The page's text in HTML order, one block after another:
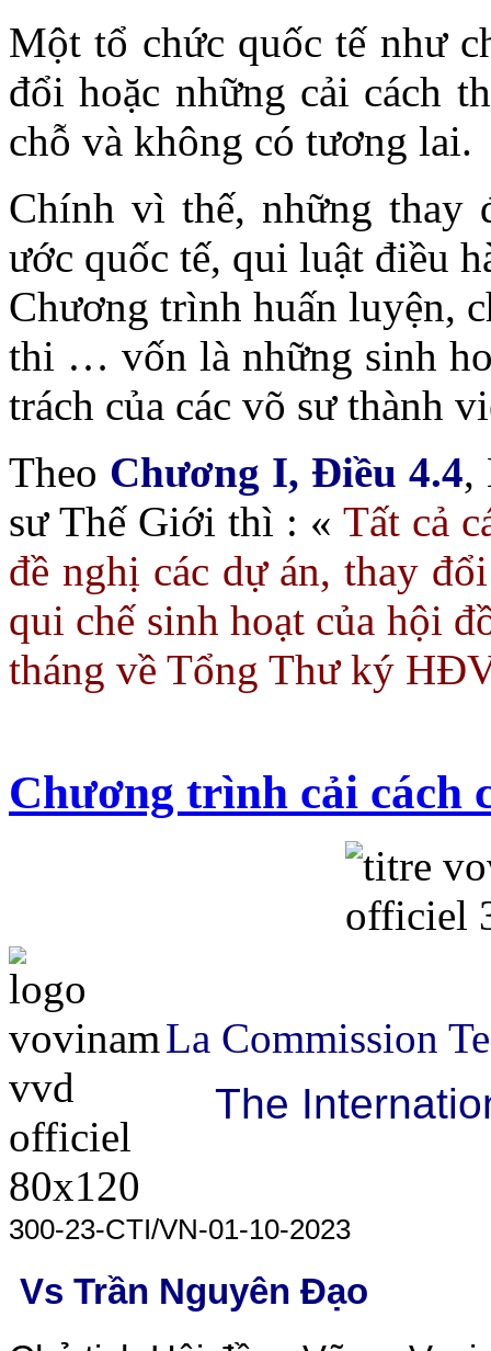
Một tổ chức quốc tế như
đổi hoặc những cải cách
chỗ và không có tương lai.
Chính vì thế, những
ước quốc tế, qui luật điều
Chương trình huấn luyện,
thi … vốn là những sinh
trách của các võ sư thành
Theo Chương I, Điều 4.4,
sư Thế Giới thì : « Tất cả
đề nghị các dự án, thay
qui chế sinh hoạt của hội
tháng về Tổng Thư ký
Chương trình cải cách
La Commission
The
300-23-CTI/VN-01-10-2023
Vs Trần Nguyên Đạo